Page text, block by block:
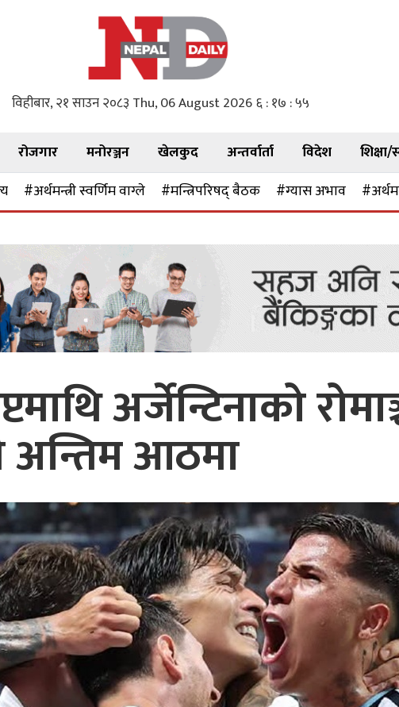
विहीबार, २१ साउन २०८३ Thu, 06 August 2026 ६ : १७ : ५७
रोजगार मनोरञ्जन खेलकुद अन्तर्वार्ता विदेश शिक्षा/
#अर्थमन्त्री स्वर्णिम वाग्ले #मन्त्रिपरिषद् बैठक #ग्यास अभाव
अर्जेन्टिनाको
अन्तिम आठमा